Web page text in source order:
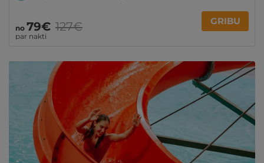
no 79€
par nakti
127€ GRIBU